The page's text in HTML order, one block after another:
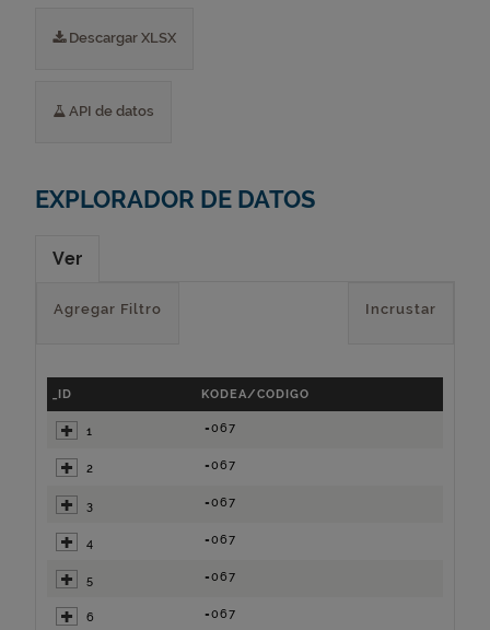
Descargar XLSX
API de datos
EXPLORADOR DE DATOS
Ver
Incrustar
Agregar Filtro
_ID KODEA/CODIGO
1 =067
2 =067
3 =067
4 =067
5 =067
6 =067